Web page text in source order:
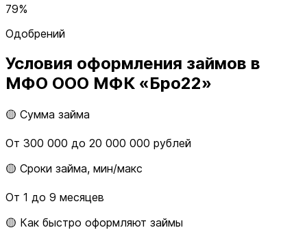
79%
Одобрений
Условия оформления займов в
МФО ООО МФК «Бро22»
🟡 Сумма займа
От 300 000 до 20 000 000 рублей
🟡 Сроки займа, мин/макс
От 1 до 9 месяцев
🟡 Как быстро оформляют займы